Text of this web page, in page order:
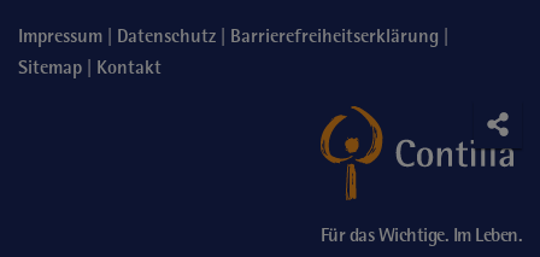
Impressum | Datenschutz | Barrierefreiheitserklärung |
Sitemap | Kontakt
Für das Wichtige. Im Leben.